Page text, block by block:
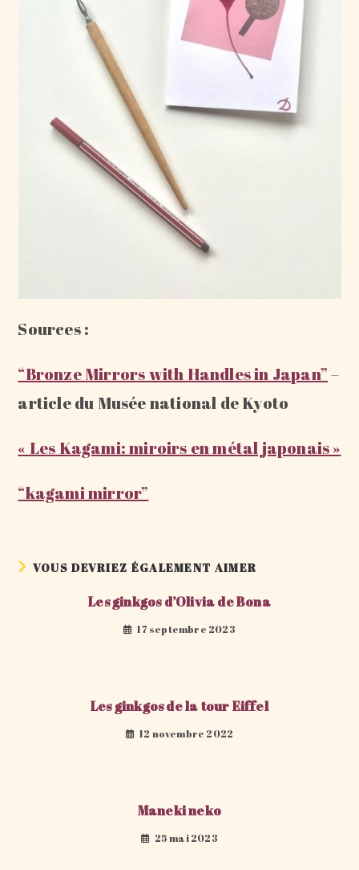
Sources :
“Bronze Mirrors with Handles in Japan”–
article du Musée national de Kyoto
« Les Kagami: miroirs en métal japonais »
“kagami mirror”
VOUS DEVRIEZ ÉGALEMENT AIMER
Les ginkgos d’Olivia de Bona
17 septembre 2023
Les ginkgos de la tour Eiffel
12 novembre 2022
Maneki neko
25 mai 2023